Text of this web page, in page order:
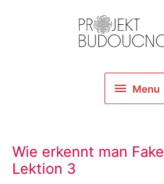
Menu
Menu
Wie erkennt man
Lektion 3